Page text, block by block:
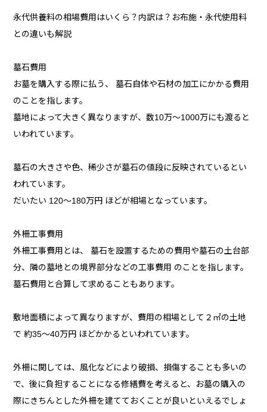
永代供養料の相場費用はいくら？内訳は？お布施・永代使用料
との違いも解説
墓石費用
お墓を購入する際に払う、 墓石自体や石材の加工にかかる費用
のことを指します。
墓地によって大きく異なりますが、数10万～1000万にも渡ると
いわれています。
墓石の大きさや色、稀少さが墓石の値段に反映されているとい
われています。
だいたい 120～180万円 ほどが相場となっています。
外柵工事費用
外柵工事費用とは、 墓石を設置するための費用や墓石の土台部
分、隣の墓地との境界部分などの工事費用 のことを指します。
墓石費用と合算して求めることもあります。
敷地面積によって異なりますが、費用の相場として２㎡の土地
で 約35～40万円 ほどかかるといわれています。
外柵に関しては、風化などにより破損、損傷することも多いの
で、後に負担することになる修繕費を考えると、お墓の購入の
際にきちんとした外柵を建てておくことが良いといえるでしょ